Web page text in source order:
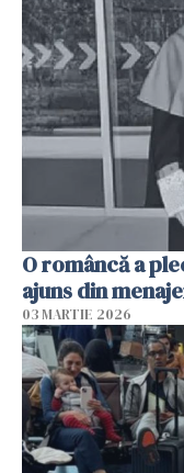
O româncă a
ajuns din
03 MARTIE 2026